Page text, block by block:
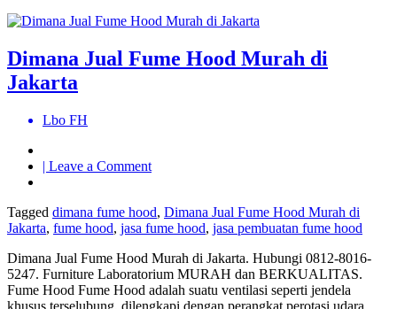
Dimana Jual Fume Hood Murah di
Jakarta
Lbo FH
| Leave a Commenton
Fume
Hood
di
Jakarta
Tagged dimana fume hood, Dimana Jual Fume Hood Murah di
Jakarta, fume hood, jasa fume hood, jasa pembuatan fume hood
Dimana Jual Fume Hood Murah di Jakarta. Hubungi 0812-8016-
5247. Furniture Laboratorium MURAH dan BERKUALITAS.
Fume Hood Fume Hood adalah suatu ventilasi seperti jendela